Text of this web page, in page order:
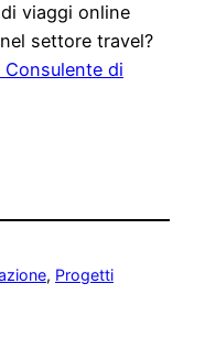
viaggi online
settore travel?
Consulente di
, Progetti